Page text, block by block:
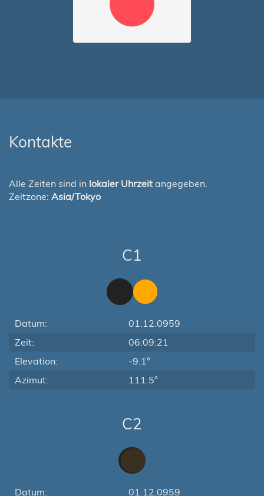
Kontakte
Alle Zeiten sind in lokaler Uhrzeit angegeben.
Zeitzone: Asia/Tokyo
C1
Datum:
01.12.0959
Zeit:
06:09:21
Elevation:
-9.1°
Azimut:
111.5°
C2
Datum: 01.12.0959